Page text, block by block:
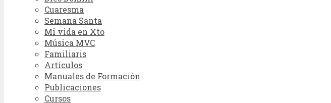
Cuaresma
Semana Santa
Mi vida en Xto
Música MVC
Familiaris
Artículos
Manuales de Formación
Publicaciones
Cursos